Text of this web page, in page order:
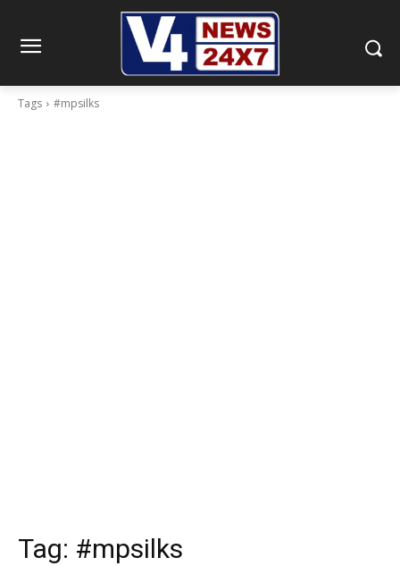
Tags #mpsilks
Tag: #mpsilks